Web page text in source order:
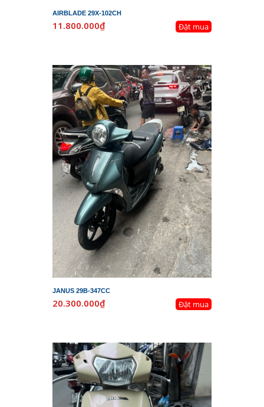
AIRBLADE 29X-102CH
11.800.000₫ Đặt mua
JANUS 29B-347CC
20.300.000₫ Đặt mua